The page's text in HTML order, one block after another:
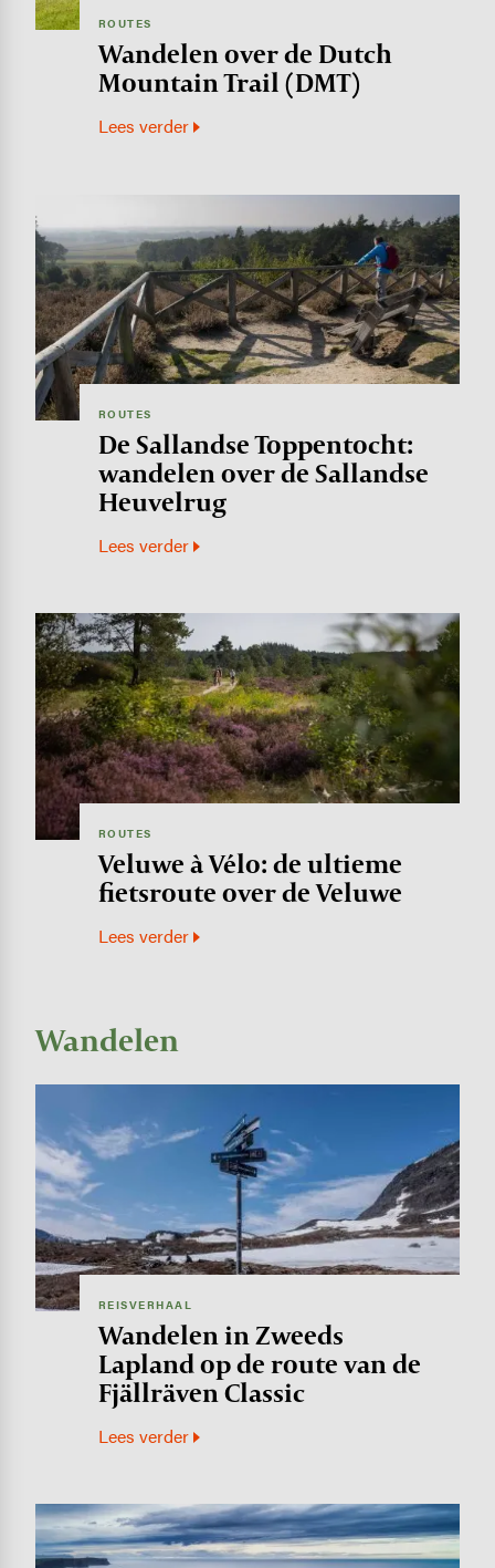
ROUTES
Wandelen over de Dutch
Mountain Trail (DMT)
Lees verder
ROUTES
De Sallandse Toppentocht:
wandelen over de Sallandse
Heuvelrug
Lees verder
Image
ROUTES
Veluwe à Vélo: de ultieme
fietsroute over de Veluwe
Lees verder
Wandelen
REISVERHAAL
Wandelen in Zweeds
Lapland op de route van de
Fjällräven Classic
Lees verder
Image